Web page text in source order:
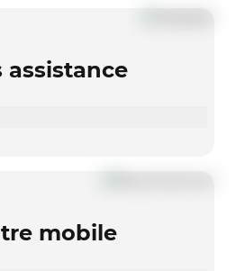
assistance
mobile